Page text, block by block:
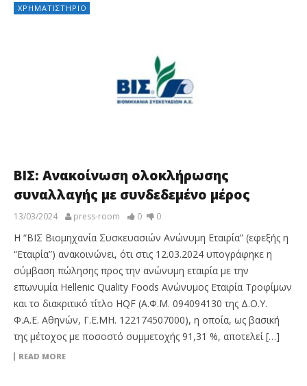
ΧΡΗΜΑΤΙΣΤΉΡΙΟ
ΒΙΣ: Ανακοίνωση ολοκλήρωσης
συναλλαγής με συνδεδεμένο μέρος
13/03/2024 press-room 0 0
Η “ΒΙΣ Βιομηχανία Συσκευασιών Ανώνυμη Εταιρία” (εφεξής η
“Εταιρία”) ανακοινώνει, ότι στις 12.03.2024 υπογράφηκε η
σύμβαση πώλησης προς την ανώνυμη εταιρία με την
επωνυμία Hellenic Quality Foods Ανώνυμος Εταιρία Τροφίμων
και το διακριτικό τίτλο HQF (Α.Φ.Μ. 094094130 της Δ.Ο.Υ.
Φ.Α.Ε. Αθηνών, Γ.Ε.ΜΗ. 122174507000), η οποία, ως βασική
της μέτοχος με ποσοστό συμμετοχής 91,31 %, αποτελεί […]
READ MORE